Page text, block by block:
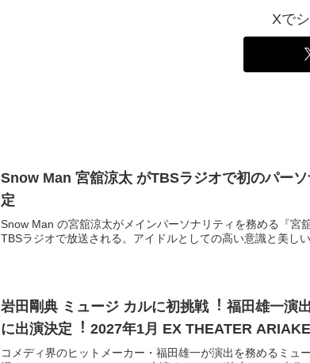
Xで
Snow Man 宮舘涼太 がTBSラジオで初のパー
定
Snow Man の宮舘涼太がメインパーソナリティを務める『
TBSラジオで放送される。アイドルとしての高い意識と美しい
岩⽥剛典 ミュージ カルに初挑戦︕ 福⽥雄⼀演
に出演決定︕ 2027年1⽉ EX THEATER
コメディ界のヒットメーカー・福⽥雄⼀が演出を務めるミュ